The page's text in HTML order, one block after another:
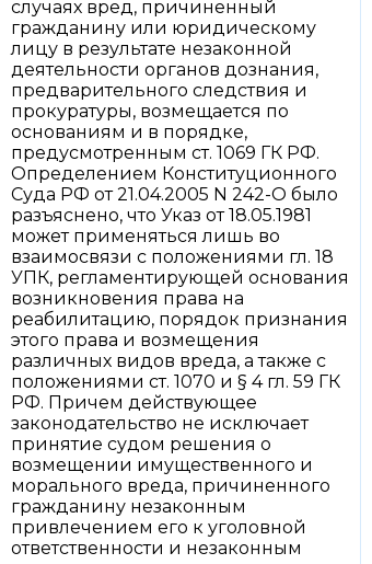
случаях вред, причиненный
гражданину или юридическому
лицу в результате незаконной
деятельности органов дознания,
предварительного следствия и
прокуратуры, возмещается по
основаниям и в порядке,
предусмотренным ст. 1069 ГК РФ.
Определением Конституционного
Суда РФ от 21.04.2005 N 242-О было
разъяснено, что Указ от 18.05.1981
может применяться лишь во
взаимосвязи с положениями гл. 18
УПК, регламентирующей основания
возникновения права на
реабилитацию, порядок признания
этого права и возмещения
различных видов вреда, а также с
положениями ст. 1070 и § 4 гл. 59 ГК
РФ. Причем действующее
законодательство не исключает
принятие судом решения о
возмещении имущественного и
морального вреда, причиненного
гражданину незаконным
привлечением его к уголовной
ответственности и незаконным